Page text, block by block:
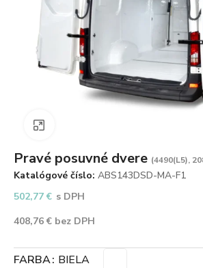
Pravé posuvné dvere (4490(L5),
Katalógové číslo: ABS143DSD-MA-F1
502,77€ s DPH
408,76€ bez DPH
FARBA BIELA